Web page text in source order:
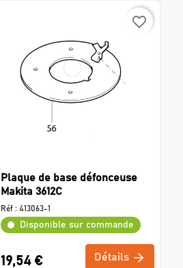
favorite_border
Plaque de base défonceuse
Makita 3612C
Réf : 413063-1
Disponible sur commande
19,54 € Détails